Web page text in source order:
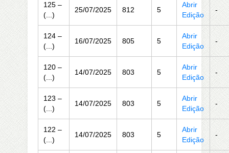
125 –
(...)
25/07/2025 812 5
Abrir
Edição
-
124 –
(...)
16/07/2025 805 5
Abrir
Edição
-
120 –
(...)
14/07/2025 803 5
Abrir
Edição
-
123 –
(...)
14/07/2025 803 5
Abrir
Edição
-
122 –
(...)
14/07/2025 803 5
Abrir
Edição
-